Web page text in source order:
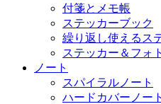
付箋とメモ帳
ステッカーブック
繰り返し使えるス
ステッカー＆フォ
ノート
スパイラルノート
ハードカバーノート